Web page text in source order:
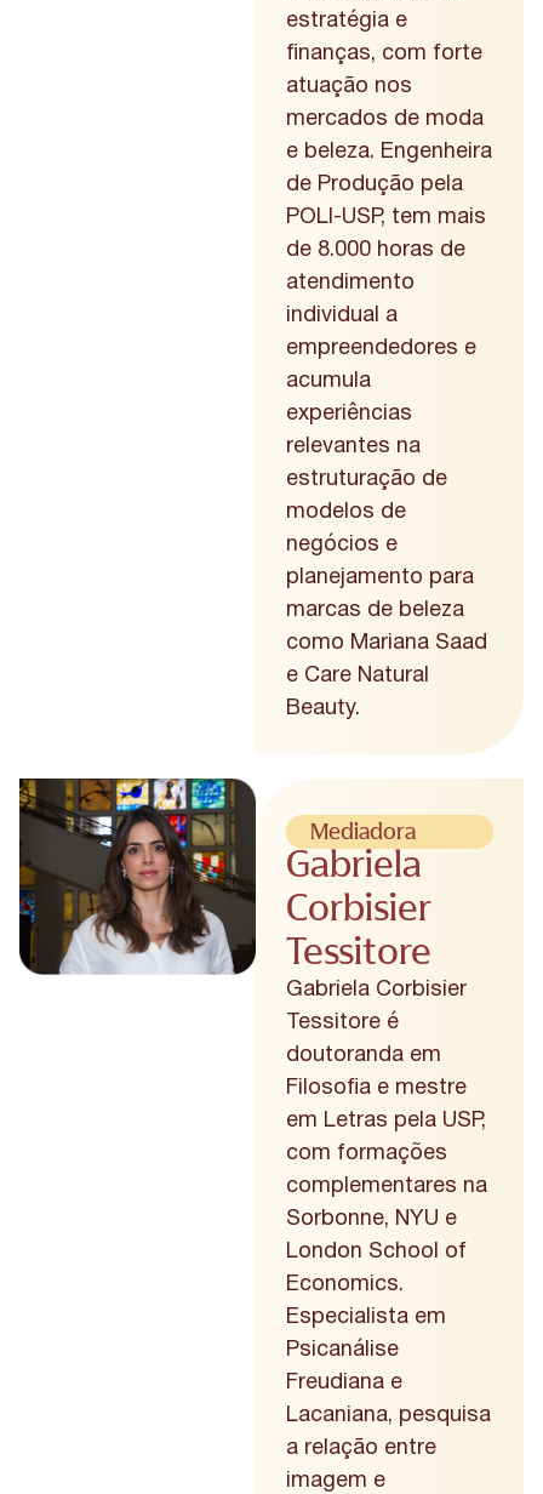
estratégia e
finanças, com forte
atuação nos
mercados de moda
e beleza. Engenheira
de Produção pela
POLI-USP, tem mais
de 8.000 horas de
atendimento
individual a
empreendedores e
acumula
experiências
relevantes na
estruturação de
modelos de
negócios e
planejamento para
marcas de beleza
como Mariana Saad
e Care Natural
Beauty.
Mediadora
Gabriela
Corbisier
Tessitore
Gabriela Corbisier
Tessitore é
doutoranda em
Filosofia e mestre
em Letras pela USP,
com formações
complementares na
Sorbonne, NYU e
London School of
Economics.
Especialista em
Psicanálise
Freudiana e
Lacaniana, pesquisa
a relação entre
imagem e